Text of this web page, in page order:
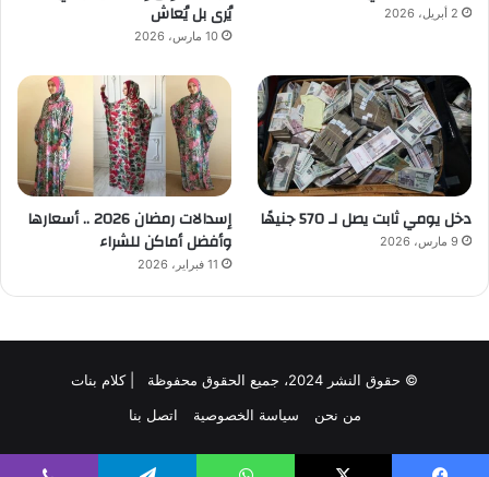
2 أبريل، 2026
يُرى بل يُعاش
10 مارس، 2026
دخل يومي ثابت يصل لـ 570 جنيهًا
9 مارس، 2026
إسدالات رمضان 2026 .. أسعارها
وأفضل أماكن للشراء
11 فبراير، 2026
© حقوق النشر 2024، جميع الحقوق محفوظة | كلام بنات
من نحن
سياسة الخصوصية اتصل بنا